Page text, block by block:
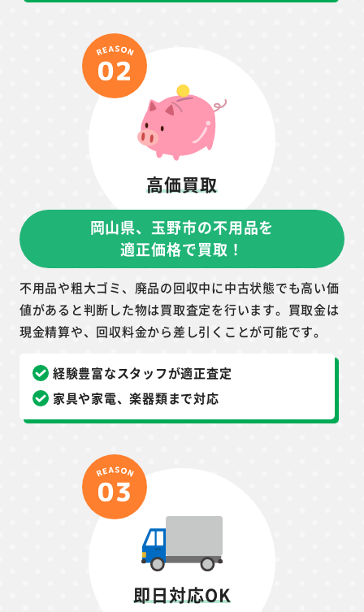
高価買取
岡山県、玉野市の不用品を
適正価格で買取！
不用品や粗大ゴミ、廃品の回収中に中古状態でも高い価
値があると判断した物は買取査定を行います。買取金は
現金精算や、回収料金から差し引くことが可能です。
経験豊富なスタッフが適正査定
家具や家電、楽器類まで対応
即日対応OK